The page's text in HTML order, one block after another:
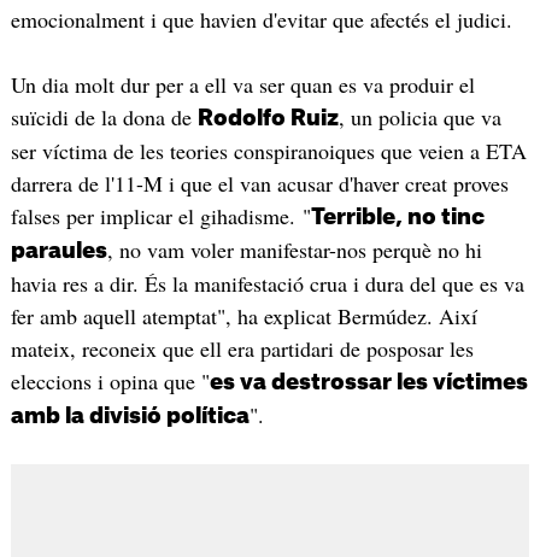
emocionalment i que havien d'evitar que afectés el judici.
Un dia molt dur per a ell va ser quan es va produir el
suïcidi de la dona de Rodolfo Ruiz, un policia que va
ser víctima de les teories conspiranoiques que veien a ETA
darrera de l'11-M i que el van acusar d'haver creat proves
falses per implicar el gihadisme. "Terrible, no tinc
paraules, no vam voler manifestar-nos perquè no hi
havia res a dir. És la manifestació crua i dura del que es va
fer amb aquell atemptat", ha explicat Bermúdez. Així
mateix, reconeix que ell era partidari de posposar les
eleccions i opina que "es va destrossar les víctimes
amb la divisió política".